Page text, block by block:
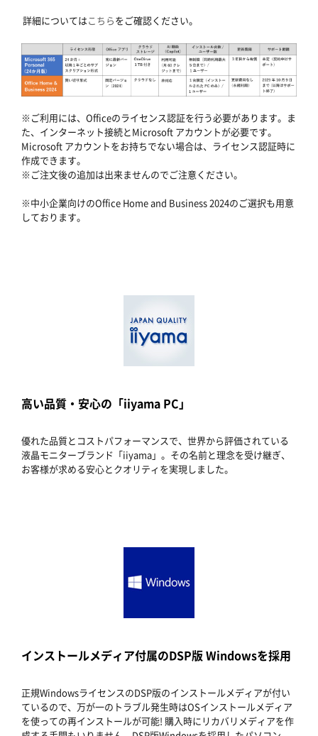
詳細についてはこちらをご確認ください。
※ご利用には、Officeのライセンス認証を行う必要があります。ま
た、インターネット接続とMicrosoft アカウントが必要です。
Microsoft アカウントをお持ちでない場合は、ライセンス認証時に
作成できます。
※ご注文後の追加は出来ませんのでご注意ください。
※中小企業向けのOffice Home and Business 2024のご選択も用意
しております。
高い品質・安心の「iiyama PC」
優れた品質とコストパフォーマンスで、世界から評価されている
液晶モニターブランド「iiyama」。その名前と理念を受け継ぎ、
お客様が求める安心とクオリティを実現しました。
インストールメディア付属のDSP版 Windowsを採用
正規WindowsライセンスのDSP版のインストールメディアが付い
ているので、万が一のトラブル発生時はOSインストールメディア
を使っての再インストールが可能! 購入時にリカバリメディアを作